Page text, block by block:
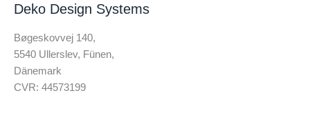
Deko Design Systems
Bøgeskovvej 140,
5540 Ullerslev, Fünen,
Dänemark
CVR: 44573199